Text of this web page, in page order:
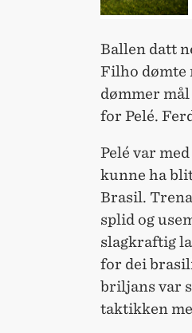
Ballen datt
Filho dømte
dømmer
for Pelé.
Pelé var
kunne ha
Brasil.
splid og
slagkraftig
for dei
briljans var
taktikken